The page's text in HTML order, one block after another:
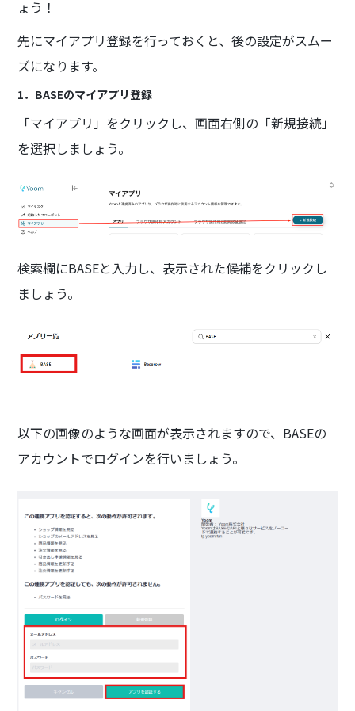
ょう！
先にマイアプリ登録を行っておくと、後の設定がスムー
ズになります。
1．BASEのマイアプリ登録
「マイアプリ」をクリックし、画面右側の「新規接続」
を選択しましょう。
検索欄にBASEと入力し、表示された候補をクリックし
ましょう。
以下の画像のような画面が表示されますので、BASEの
アカウントでログインを行いましょう。